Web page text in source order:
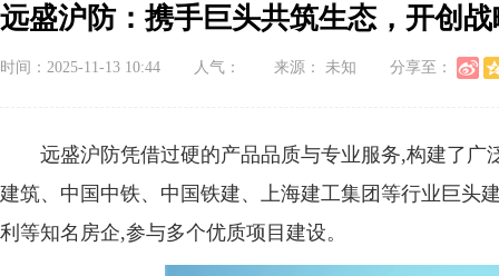
远盛沪防：携手巨头共筑生态，开创
时间：2025-11-13 10:44 人气： 来源： 未知 分享至：
远盛沪防凭借过硬的产品品质与专业服务,构建了
建筑、中国中铁、中国铁建、上海建工集团等行业巨头
利等知名房企,参与多个优质项目建设。